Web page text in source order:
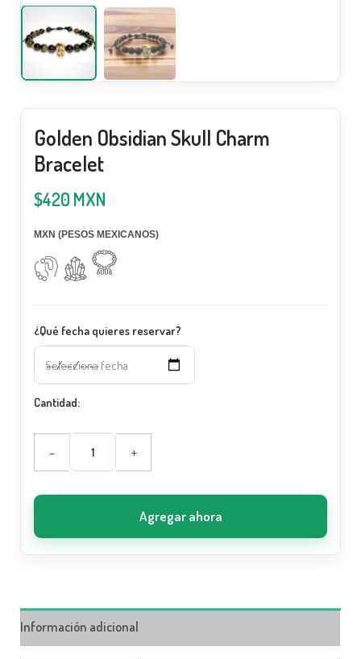
Golden Obsidian Skull Charm
Bracelet
$420 MXN
MXN (PESOS MEXICANOS)
¿Qué fecha quieres reservar?
Cantidad:
- +
Agregar ahora
Información adicional